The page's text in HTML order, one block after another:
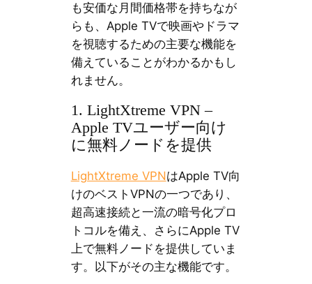
も安価な月間価格帯を持ちなが
らも、Apple TVで映画やドラマ
を視聴するための主要な機能を
備えていることがわかるかもし
れません。
1. LightXtreme VPN –
Apple TVユーザー向け
に無料ノードを提供
LightXtreme VPNはApple TV向
けのベストVPNの一つであり、
超高速接続と一流の暗号化プロ
トコルを備え、さらにApple TV
上で無料ノードを提供していま
す。以下がその主な機能です。